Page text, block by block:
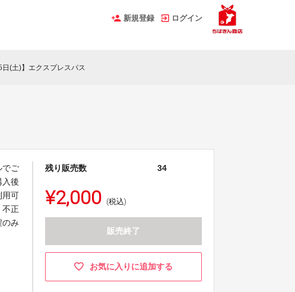
新規登録 ログイン
日(土)】エクスプレスパス
でご
入後
用可
不正
のみ
残り販売数 34
¥2,000 (税込)
販売終了
お気に入りに追加する